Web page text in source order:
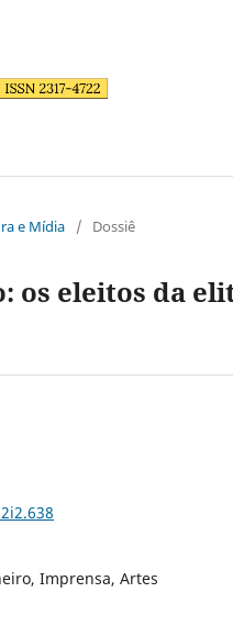
e Mídia / Dossiê
os eleitos da
Imprensa, Artes